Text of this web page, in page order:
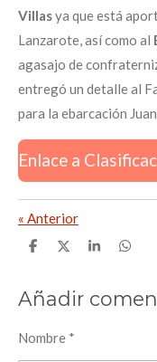
Villasya que está
Lanzarote, así como al
agasajo de
entregó un detalle al
para la ebarcación
Enlace a
« Anterior
C
p
a
t
i
C
p
a
t
i
C
p
a
C
p
a
Añadir
Nombre *